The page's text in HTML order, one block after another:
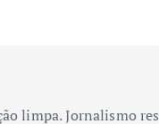
limpa. Jornalismo